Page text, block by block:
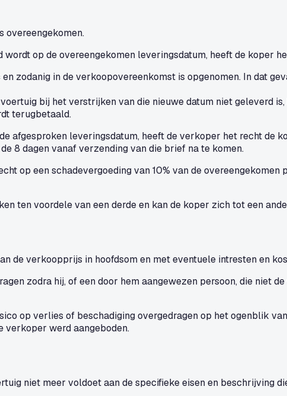
overeengekomen.
op de overeengekomen leveringsdatum, heeft de koper
zodanig in de verkoopovereenkomst is opgenomen. In dat
bij het verstrijken van die nieuwe datum niet geleverd
terugbetaald.
afgesproken leveringsdatum, heeft de verkoper het recht de
8 dagen vanaf verzending van die brief na te komen.
op een schadevergoeding van 10% van de overeengekomen
ten voordele van een derde en kan de koper zich tot een
de verkoopprijs in hoofdsom en met eventuele intresten en
zodra hij, of een door hem aangewezen persoon, die niet
op verlies of beschadiging overgedragen op het ogenblik
verkoper werd aangeboden.
niet meer voldoet aan de specifieke eisen en beschrijving